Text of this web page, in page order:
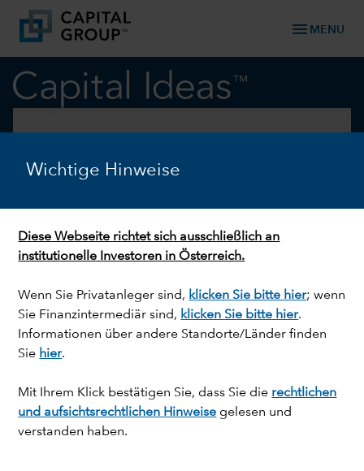
Wichtige Hinweise
Diese Webseite richtet sich ausschließlich an
institutionelle Investoren in Österreich.
Wenn Sie Privatanleger sind, klicken Sie bitte hier; wenn
Sie Finanzintermediär sind, klicken Sie bitte hier.
Informationen über andere Standorte/Länder finden
Sie hier.
Mit Ihrem Klick bestätigen Sie, dass Sie die rechtlichen
und aufsichtsrechtlichen Hinweise gelesen und
verstanden haben.
menu MENU
EMERGING MARKETS
schwaches Wachstum, aber